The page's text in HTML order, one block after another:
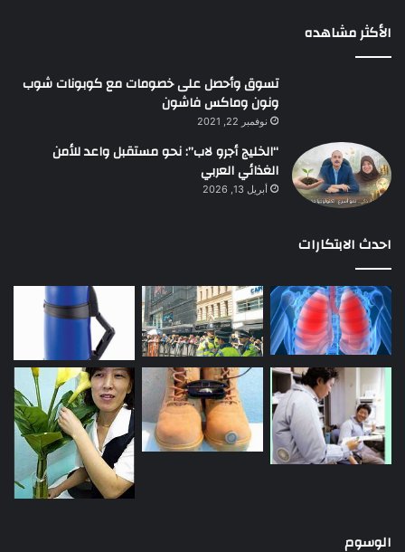
الأكثر مشاهده
تسوق وأحصل على خصومات مع كوبونات شوب
ونون وماكس فاشون
نوفمبر 22, 2021
“الخليج أجرو لاب”: نحو مستقبل واعد للأمن
الغذائي العربي
أبريل 13, 2026
احدث الابتكارات
الوسوم